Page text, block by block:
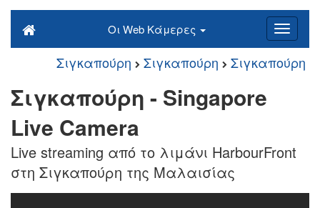
Οι Web Κάμερες
Σιγκαπούρη Σιγκαπούρη Σιγκαπούρη
Σιγκαπούρη - Singapore
Live Camera
Live streaming από το λιμάνι HarbourFront
στη Σιγκαπούρη της Μαλαισίας